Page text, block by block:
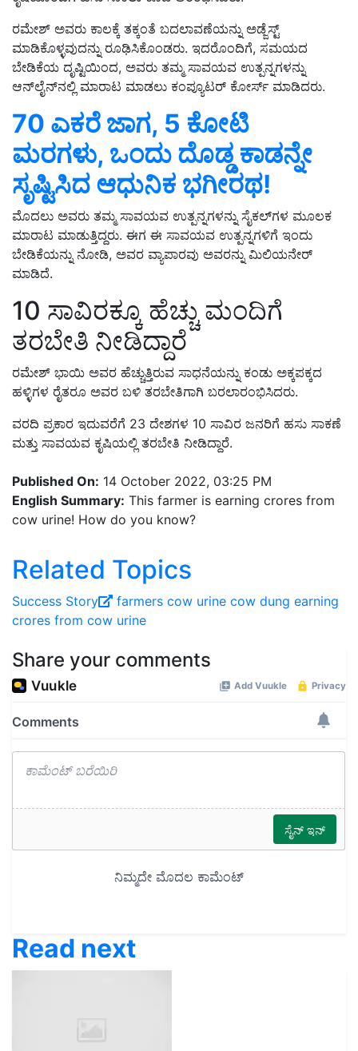
ರಮೇಶ್ ಅವರು ಕಾಲಕ್ಕೆ ತಕ್ಕಂತೆ ಬದಲಾವಣೆಯನ್ನು ಅಡ್ಜೆಸ್ಟ್‌
ಮಾಡಿಕೊಳ್ಳವುದನ್ನು ರೂಢಿಸಿಕೊಂಡರು. ಇದರೊಂದಿಗೆ, ಸಮಯದ
ಬೇಡಿಕೆಯ ದೃಷ್ಟಿಯಿಂದ, ಅವರು ತಮ್ಮ ಸಾವಯವ ಉತ್ಪನ್ನಗಳನ್ನು
ಆನ್‌ಲೈನ್‌ನಲ್ಲಿ ಮಾರಾಟ ಮಾಡಲು ಕಂಪ್ಯೂಟರ್ ಕೋರ್ಸ್ ಮಾಡಿದರು.
70 ಎಕರೆ ಜಾಗ, 5 ಕೋಟಿ
ಮರಗಳು, ಒಂದು ದೊಡ್ಡ ಕಾಡನ್ನೇ
ಸೃಷ್ಟಿಸಿದ ಆಧುನಿಕ ಭಗೀರಥ!
ಮೊದಲು ಅವರು ತಮ್ಮ ಸಾವಯವ ಉತ್ಪನ್ನಗಳನ್ನು ಸೈಕಲ್‌ಗಳ ಮೂಲಕ
ಮಾರಾಟ ಮಾಡುತ್ತಿದ್ದರು. ಈಗ ಈ ಸಾವಯವ ಉತ್ಪನ್ನಗಳಿಗೆ ಇಂದು
ಬೇಡಿಕೆಯನ್ನು ನೋಡಿ, ಅವರ ವ್ಯಾಪಾರವು ಅವರನ್ನು ಮಿಲಿಯನೇರ್
ಮಾಡಿದೆ.
10 ಸಾವಿರಕ್ಕೂ ಹೆಚ್ಚು ಮಂದಿಗೆ
ತರಬೇತಿ ನೀಡಿದ್ದಾರೆ
ರಮೇಶ್ ಭಾಯಿ ಅವರ ಹೆಚ್ಚುತ್ತಿರುವ ಸಾಧನೆಯನ್ನು ಕಂಡು ಅಕ್ಕಪಕ್ಕದ
ಹಳ್ಳಿಗಳ ರೈತರೂ ಅವರ ಬಳಿ ತರಬೇತಿಗಾಗಿ ಬರಲಾರಂಭಿಸಿದರು.
ವರದಿ ಪ್ರಕಾರ ಇದುವರೆಗೆ 23 ದೇಶಗಳ 10 ಸಾವಿರ ಜನರಿಗೆ ಹಸು ಸಾಕಣೆ
ಮತ್ತು ಸಾವಯವ ಕೃಷಿಯಲ್ಲಿ ತರಬೇತಿ ನೀಡಿದ್ದಾರೆ.
Published On: 14 October 2022, 03:25 PM
English Summary: This farmer is earning crores from
cow urine! How do you know?
Related Topics
Success Story farmers cow urine cow dung earning
crores from cow urine
Share your comments
Read next